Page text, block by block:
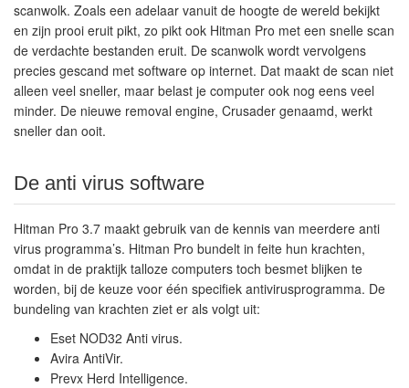
scanwolk. Zoals een adelaar vanuit de hoogte de wereld bekijkt
en zijn prooi eruit pikt, zo pikt ook Hitman Pro met een snelle scan
de verdachte bestanden eruit. De scanwolk wordt vervolgens
precies gescand met software op internet. Dat maakt de scan niet
alleen veel sneller, maar belast je computer ook nog eens veel
minder. De nieuwe removal engine, Crusader genaamd, werkt
sneller dan ooit.
De anti virus software
Hitman Pro 3.7 maakt gebruik van de kennis van meerdere anti
virus programma’s. Hitman Pro bundelt in feite hun krachten,
omdat in de praktijk talloze computers toch besmet blijken te
worden, bij de keuze voor één specifiek antivirusprogramma. De
bundeling van krachten ziet er als volgt uit:
Eset NOD32 Anti virus.
Avira AntiVir.
Prevx Herd Intelligence.